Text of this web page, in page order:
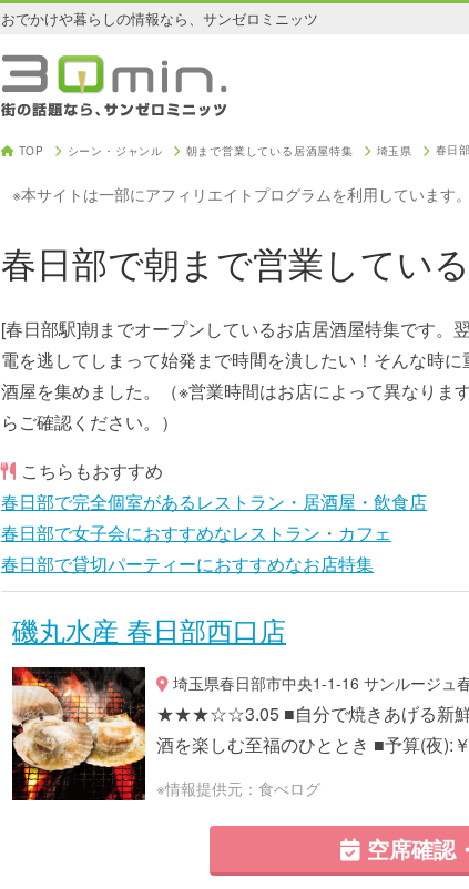
おでかけや暮らしの情報なら、サンゼロミニッツ
TOP シーン・ジャンル 朝まで営業している居酒屋特集 埼玉県 春日
※本サイトは一部にアフィリエイトプログラムを利用しています。
春日部で朝まで営業してい
[春日部駅]朝までオープンしているお店居酒屋特集です。
電を逃してしまって始発まで時間を潰したい！そんな時
酒屋を集めました。（※営業時間はお店によって異なりま
らご確認ください。）
こちらもおすすめ
春日部で完全個室があるレストラン・居酒屋・飲食店
春日部で女子会におすすめなレストラン・カフェ
春日部で貸切パーティーにおすすめなお店特集
磯丸水産 春日部西口店
埼玉県春日部市中央1-1-16 サンルージュ
★★★☆☆3.05 ■自分で焼きあげる新鮮
酒を楽しむ至福のひととき ■予算(夜):
※情報提供元：食べログ
空席確認